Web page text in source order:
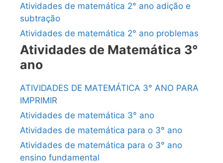
Atividades de matemática 2° ano adição e
subtração
Atividades de matemática 2° ano problemas
Atividades de Matemática 3°
ano
ATIVIDADES DE MATEMÁTICA 3° ANO PARA
IMPRIMIR
Atividades de matemática 3° ano
Atividades de matemática para o 3° ano
Atividades de matemática para o 3° ano
ensino fundamental